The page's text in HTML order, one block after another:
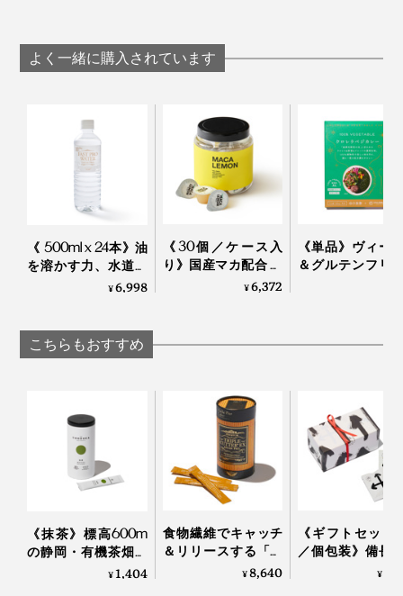
養のバランスを整えています。
しかも、すべて植物由来原料で、一切の添加物なし。食
事の量が減っている母にもすすめたいです！
し上がりください。
よく一緒に購入されています
《 500ml x 24本》油
を溶かす力、水道水
の1.73倍！富士山麓地
「ファストプロウォ
ーター グランプロ」
¥6,998
《30個／ケース入
り》国産マカ配合 夜
はハイボール、朝は
¥6,372
《単品》ヴィー
＆グルテンフリ
こちらもおすすめ
《抹茶》標高600m
の静岡・有機茶畑で
育った、溶かして飲
¥1,404
食物繊維でキャッチ
＆リリースする「ト
リプルカッター EXグ
¥8,640
《ギフトセット
／個包装》備長
ていねいに炙っ
¥